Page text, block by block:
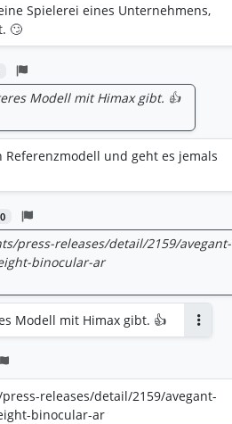
Spielerei eines Unternehmens,
🙄
Modell mit Himax gibt. 👍
und geht es jemals
0
press-releases/detail/2159/avegant-
binocular-ar
Modell mit Himax gibt. 👍
releases/detail/2159/avegant-
binocular-ar